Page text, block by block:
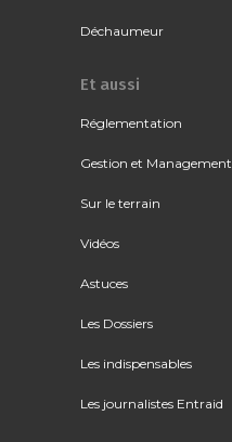
Déchaumeur
Et aussi
Réglementation
Gestion et Management
Sur le terrain
Vidéos
Astuces
Les Dossiers
Les indispensables
Les journalistes Entraid